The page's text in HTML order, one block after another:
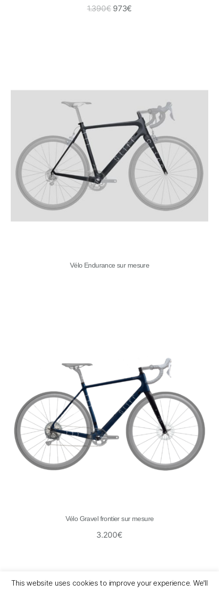
1.390€ 973€
Vélo Endurance sur mesure
Vélo Gravel frontier sur mesure
3.200€
This website uses cookies to improve your experience. We'll